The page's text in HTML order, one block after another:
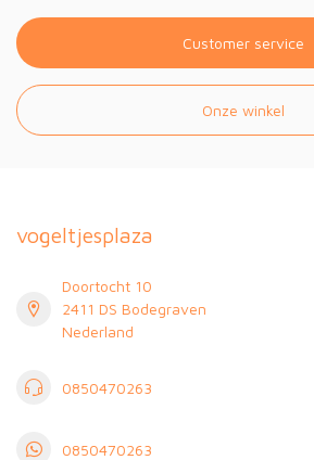
Customer service
Onze winkel
vogeltjesplaza
Doortocht 10
2411 DS Bodegraven
Nederland
0850470263
0850470263